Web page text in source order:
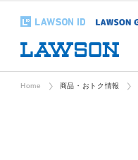
Home 商品・おトク情報